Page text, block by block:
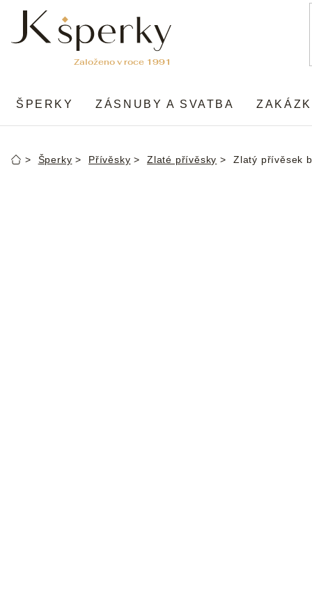
obsah
ŠPERKY ZÁSNUBY A SVATBA
DomůŠperky Přívěsky Zlaté přívěsky Zlatý přívěsek